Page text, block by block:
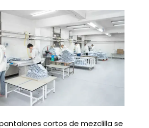
cortos de mezclilla se